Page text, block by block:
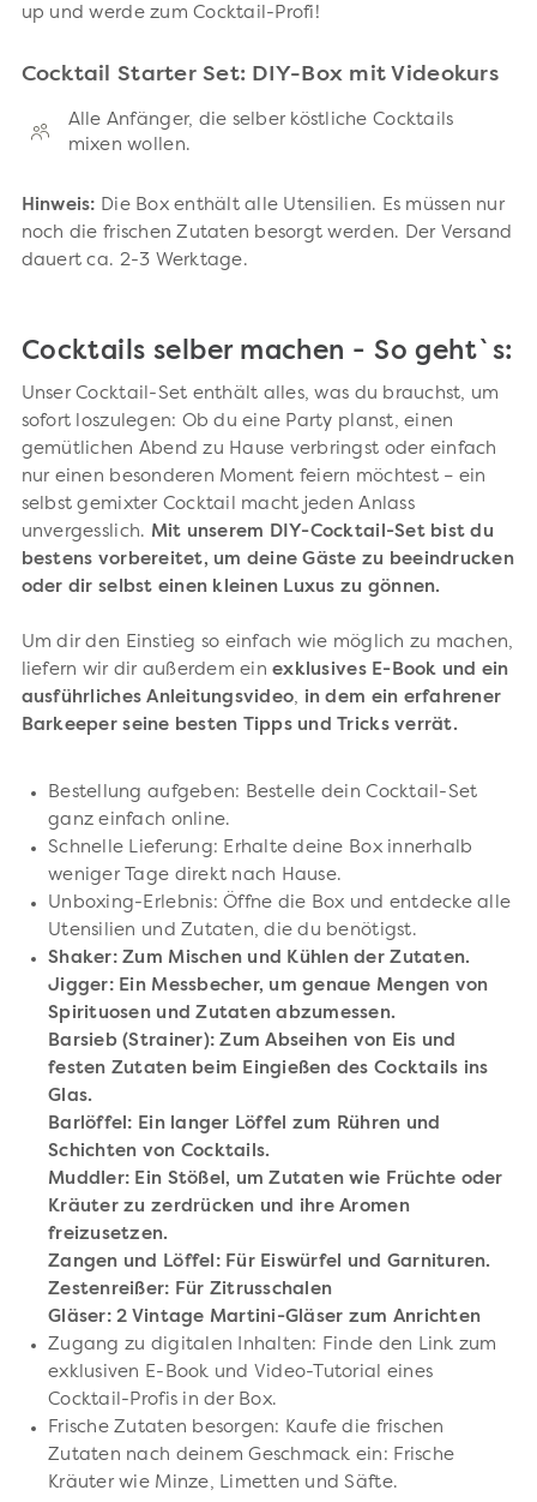
up und werde zum Cocktail-Profi!
Cocktail Starter Set: DIY-Box mit Videokurs
Alle Anfänger, die selber köstliche Cocktails
mixen wollen.
Hinweis: Die Box enthält alle Utensilien. Es müssen nur
noch die frischen Zutaten besorgt werden. Der Versand
dauert ca. 2-3 Werktage.
Cocktails selber machen - So geht`s:
Unser Cocktail-Set enthält alles, was du brauchst, um
sofort loszulegen: Ob du eine Party planst, einen
gemütlichen Abend zu Hause verbringst oder einfach
nur einen besonderen Moment feiern möchtest – ein
selbst gemixter Cocktail macht jeden Anlass
unvergesslich. Mit unserem DIY-Cocktail-Set bist du
bestens vorbereitet, um deine Gäste zu beeindrucken
oder dir selbst einen kleinen Luxus zu gönnen.
Um dir den Einstieg so einfach wie möglich zu machen,
liefern wir dir außerdem einexklusives E-Book und ein
ausführliches Anleitungsvideo, in dem ein erfahrener
Barkeeper seine besten Tipps und Tricks verrät.
Bestellung aufgeben: Bestelle dein Cocktail-Set
ganz einfach online.
Schnelle Lieferung: Erhalte deine Box innerhalb
weniger Tage direkt nach Hause.
Unboxing-Erlebnis: Öffne die Box und entdecke alle
Utensilien und Zutaten, die du benötigst.
Shaker: Zum Mischen und Kühlen der Zutaten.
Jigger: Ein Messbecher, um genaue Mengen von
Spirituosen und Zutaten abzumessen.
Barsieb (Strainer): Zum Abseihen von Eis und
festen Zutaten beim Eingießen des Cocktails ins
Glas.
Barlöffel: Ein langer Löffel zum Rühren und
Schichten von Cocktails.
Muddler: Ein Stößel, um Zutaten wie Früchte oder
Kräuter zu zerdrücken und ihre Aromen
freizusetzen.
Zangen und Löffel: Für Eiswürfel und Garnituren.
Zestenreißer: Für Zitrusschalen
Gläser: 2 Vintage Martini-Gläser zum Anrichten
Zugang zu digitalen Inhalten: Finde den Link zum
exklusiven E-Book und Video-Tutorial eines
Cocktail-Profis in der Box.
Frische Zutaten besorgen: Kaufe die frischen
Zutaten nach deinem Geschmack ein: Frische
Kräuter wie Minze, Limetten und Säfte.